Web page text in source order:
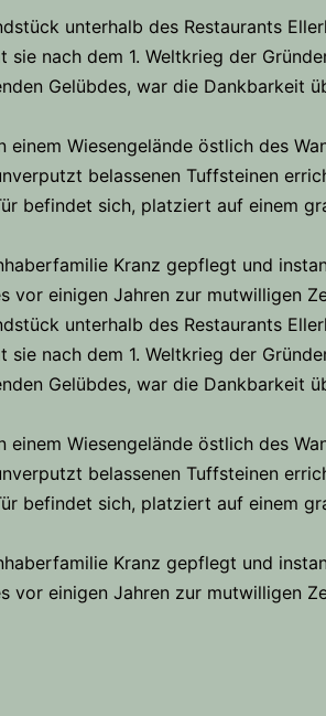
unterhalb des Restaurants
nach dem 1. Weltkrieg der
Gelübdes, war die Dankbarkeit
Wiesengelände östlich des
belassenen Tuffsteinen
befindet sich, platziert auf einem
Kranz gepflegt und
vor einigen Jahren zur mutwilligen
unterhalb des Restaurants
nach dem 1. Weltkrieg der
Gelübdes, war die Dankbarkeit
Wiesengelände östlich des
belassenen Tuffsteinen
befindet sich, platziert auf einem
Kranz gepflegt und
vor einigen Jahren zur mutwilligen